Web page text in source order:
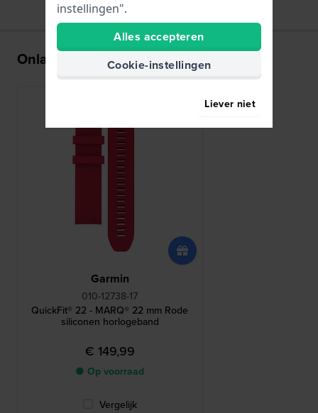
Onlangs bekeken
Garmin
010-12738-17
QuickFit® 22 - MARQ® 22 mm Rode
siliconen horlogeband
€ 149,99
● Op voorraad
Vergelijk
instellingen".
Alles accepteren
Cookie-instellingen
Liever niet